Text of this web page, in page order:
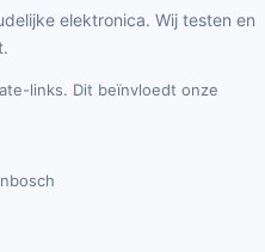
elektronica. Wij testen en
links. Dit beïnvloedt onze